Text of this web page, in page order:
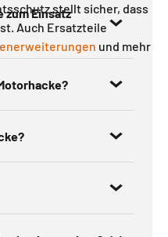
stellt sicher, dass
Auch Ersatzteile
und mehr
zum Einsatz